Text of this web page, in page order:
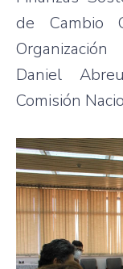
de Cambio
Daniel
Comisión